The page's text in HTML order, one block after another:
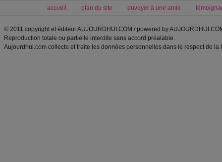
accueil plan du site envoyer à une amie
© 2011 copyright et éditeur AUJOURDHUI.COM / powered by
Reproduction totale ou partielle interdite sans accord préalable.
Aujourdhui.com collecte et traite les données personnelles dans le respect de